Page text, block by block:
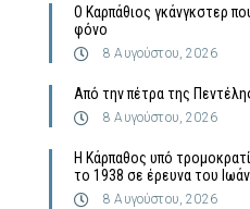
Ο Καρπάθιος γκάνγκστερ
φόνο
8 Αυγούστου, 2026
Από την πέτρα της
8 Αυγούστου, 2026
Η Κάρπαθος υπό
το 1938 σε έρευνα του
8 Αυγούστου, 2026